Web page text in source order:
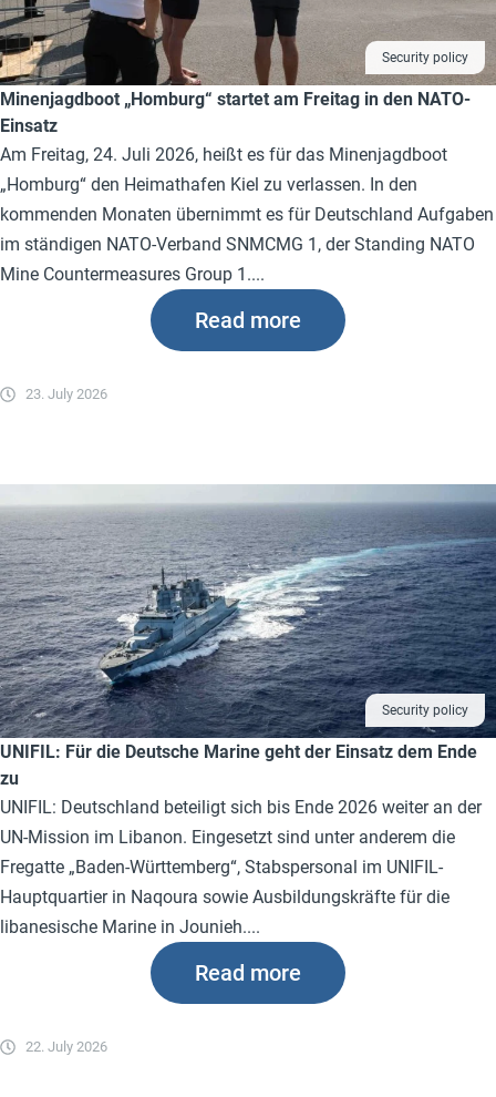
Security policy
Minenjagdboot „Homburg“ startet am Freitag in den NATO-
Einsatz
Am Freitag, 24. Juli 2026, heißt es für das Minenjagdboot
„Homburg“ den Heimathafen Kiel zu verlassen. In den
kommenden Monaten übernimmt es für Deutschland Aufgaben
im ständigen NATO-Verband SNMCMG 1, der Standing NATO
Mine Countermeasures Group 1....
23. July 2026
Read more
Security policy
UNIFIL: Für die Deutsche Marine geht der Einsatz dem Ende
zu
UNIFIL: Deutschland beteiligt sich bis Ende 2026 weiter an der
UN-Mission im Libanon. Eingesetzt sind unter anderem die
Fregatte „Baden-Württemberg“, Stabspersonal im UNIFIL-
Hauptquartier in Naqoura sowie Ausbildungskräfte für die
libanesische Marine in Jounieh....
22. July 2026
Read more